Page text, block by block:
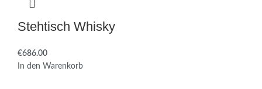
Stehtisch Whisky
€
In den Warenkorb